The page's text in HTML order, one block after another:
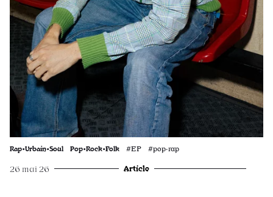
Rap•Urbain•Soul Pop•Rock•Folk #EP #pop·rap
26 mai 26 Article